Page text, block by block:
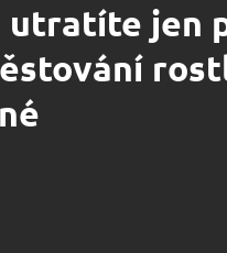
utratíte jen